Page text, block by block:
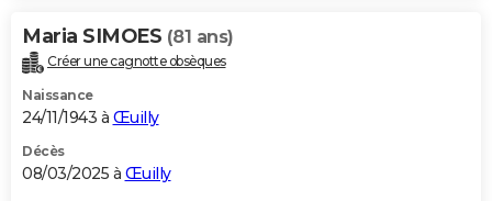
Maria SIMOES (81 ans)
Créer une cagnotte obsèques
Naissance
24/11/1943 à Œuilly
Décès
08/03/2025 à Œuilly